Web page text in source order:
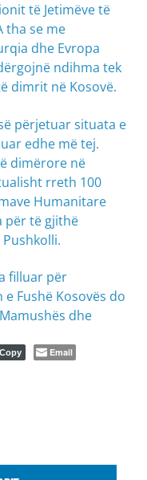
të Jetimëve të
tha se me
dhe Evropa
ndihma tek
dimrit në Kosovë.
përjetuar situata e
edhe më tej.
dimërore në
rreth 100
Humanitare
për të gjithë
filluar për
Fushë Kosovës do
dhe
Copy Email